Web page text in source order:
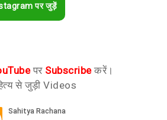
पर जुड़ें
पर Subscribeकरें।
से जुड़ी Videos